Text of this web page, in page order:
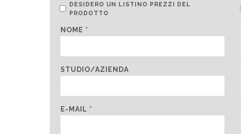
DESIDERO UN LISTINO PREZZI DEL
PRODOTTO
NOME *
STUDIO/AZIENDA
E-MAIL *